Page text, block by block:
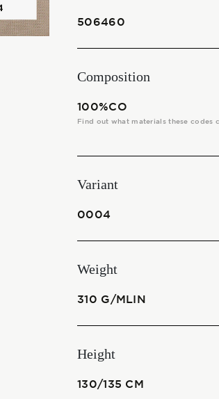
506460
Composition
100%CO
Find out what materials these codes
Variant
0004
Weight
310 G/MLIN
Height
130/135 CM
The season Fall/Winter
The season Spring/Summer
bunch
The characteristics
Heart for Earth
UpCycle
Certifications
Start together